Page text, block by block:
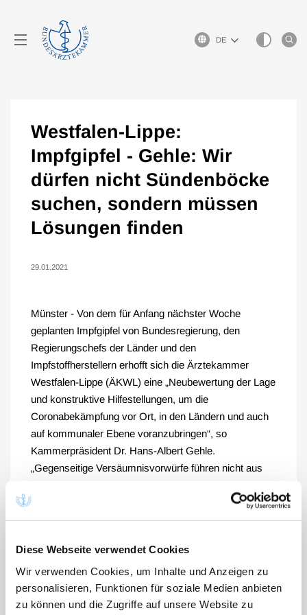
Diese Webseite verwendet Cookies
Wir verwenden Cookies, um Inhalte und Anzeigen zu
personalisieren, Funktionen für soziale Medien anbieten
zu können und die Zugriffe auf unsere Website zu
Sprachauswahl
Westfalen-Lippe:
Impfgipfel - Gehle: Wir
dürfen nicht Sündenböcke
suchen, sondern müssen
Lösungen finden
29.01.2021
Münster - Von dem für Anfang nächster Woche
geplanten Impfgipfel von Bundesregierung, den
Regierungschefs der Länder und den
Impfstoffherstellern erhofft sich die Ärztekammer
Westfalen-Lippe (ÄKWL) eine „Neubewertung der Lage
und konstruktive Hilfestellungen, um die
Coronabekämpfung vor Ort, in den Ländern und auch
auf kommunaler Ebene voranzubringen“, so
Kammerpräsident Dr. Hans-Albert Gehle.
„Gegenseitige Versäumnisvorwürfe führen nicht aus
sondern müssen Lösungen finden.“
werden wie Impfdosen verfügbar sind. „Daher müssen
auch Menschen mit der höchsten Priorität Geduld
haben. Die Impfhersteller müssen insbesondere
dringend verlässlich zusagen, wie viele Impfdosen sie